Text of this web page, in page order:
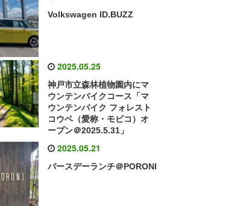
Volkswagen ID.BUZZ
2025.05.25
神戸市立森林植物園内にマ
ウンテンバイクコース「マ
ウンテンバイク フォレスト
コウベ（愛称・モビコ）オ
ープン＠2025.5.31」
2025.05.21
バースデーランチ＠PORONI